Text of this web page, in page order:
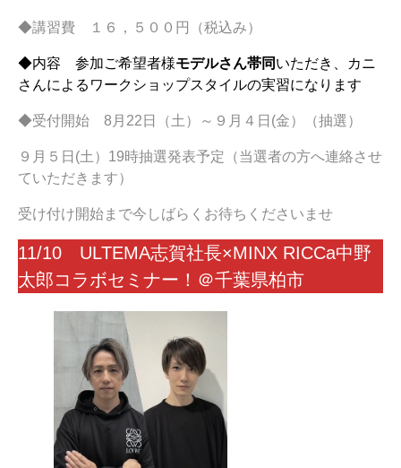
◆講習費 １６，５００円（税込み）
◆内容 参加ご希望者様モデルさん帯同 いただき、カニ
さんによるワークショップスタイルの実習になります
◆受付開始 8月22日（土）～９月４日(金）（抽選）
９月５日(土）19時抽選発表予定（当選者の方へ連絡させ
ていただきます）
受け付け開始まで今しばらくお待ちくださいませ
11/10 ULTEMA志賀社長×MINX RICCa中野
太郎コラボセミナー！＠千葉県柏市